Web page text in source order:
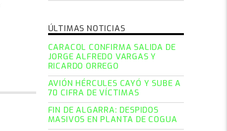
ÚLTIMAS NOTICIAS
CARACOL CONFIRMA SALIDA DE
JORGE ALFREDO VARGAS Y
RICARDO ORREGO
AVIÓN HÉRCULES CAYÓ Y SUBE A
70 CIFRA DE VÍCTIMAS
FIN DE ALGARRA: DESPIDOS
MASIVOS EN PLANTA DE COGUA